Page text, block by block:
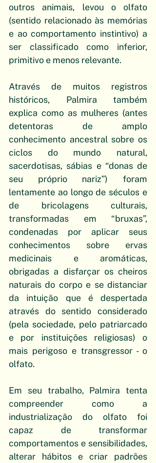
outros animais, levou o olfato
(sentido relacionado às memórias
e ao comportamento instintivo) a
ser classificado como inferior,
primitivo e menos relevante.
Através de muitos registros
históricos, Palmira também
explica como as mulheres (antes
detentoras de amplo
conhecimento ancestral sobre os
ciclos do mundo natural,
sacerdotisas, sábias e “donas de
seu próprio nariz”) foram
lentamente ao longo de séculos e
de bricolagens culturais,
transformadas em “bruxas”,
condenadas por aplicar seus
conhecimentos sobre ervas
medicinais e aromáticas,
obrigadas a disfarçar os cheiros
naturais do corpo e se distanciar
da intuição que é despertada
através do sentido considerado
(pela sociedade, pelo patriarcado
e por instituições religiosas) o
mais perigoso e transgressor - o
olfato.
Em seu trabalho, Palmira tenta
compreender como a
industrialização do olfato foi
capaz de transformar
comportamentos e sensibilidades,
alterar hábitos e criar padrões